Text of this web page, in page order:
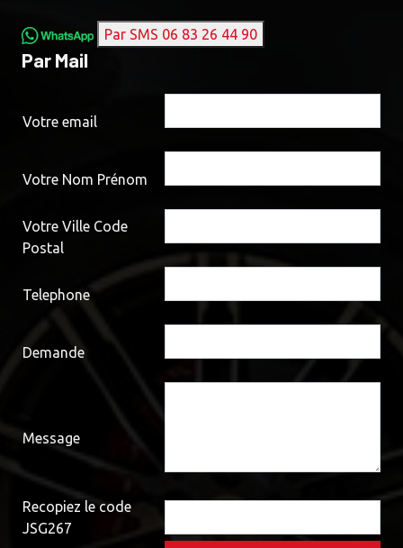
Par SMS 06 83 26 44 90
Par Mail
Votre email
Votre Nom Prénom
Votre Ville Code
Postal
Telephone
Demande
Message
Recopiez le code
JSG267